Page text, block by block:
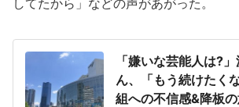
してたから」などの声があがった。
「嫌いな芸能人は?
ん、「もう続けたく
組への不信感&降板